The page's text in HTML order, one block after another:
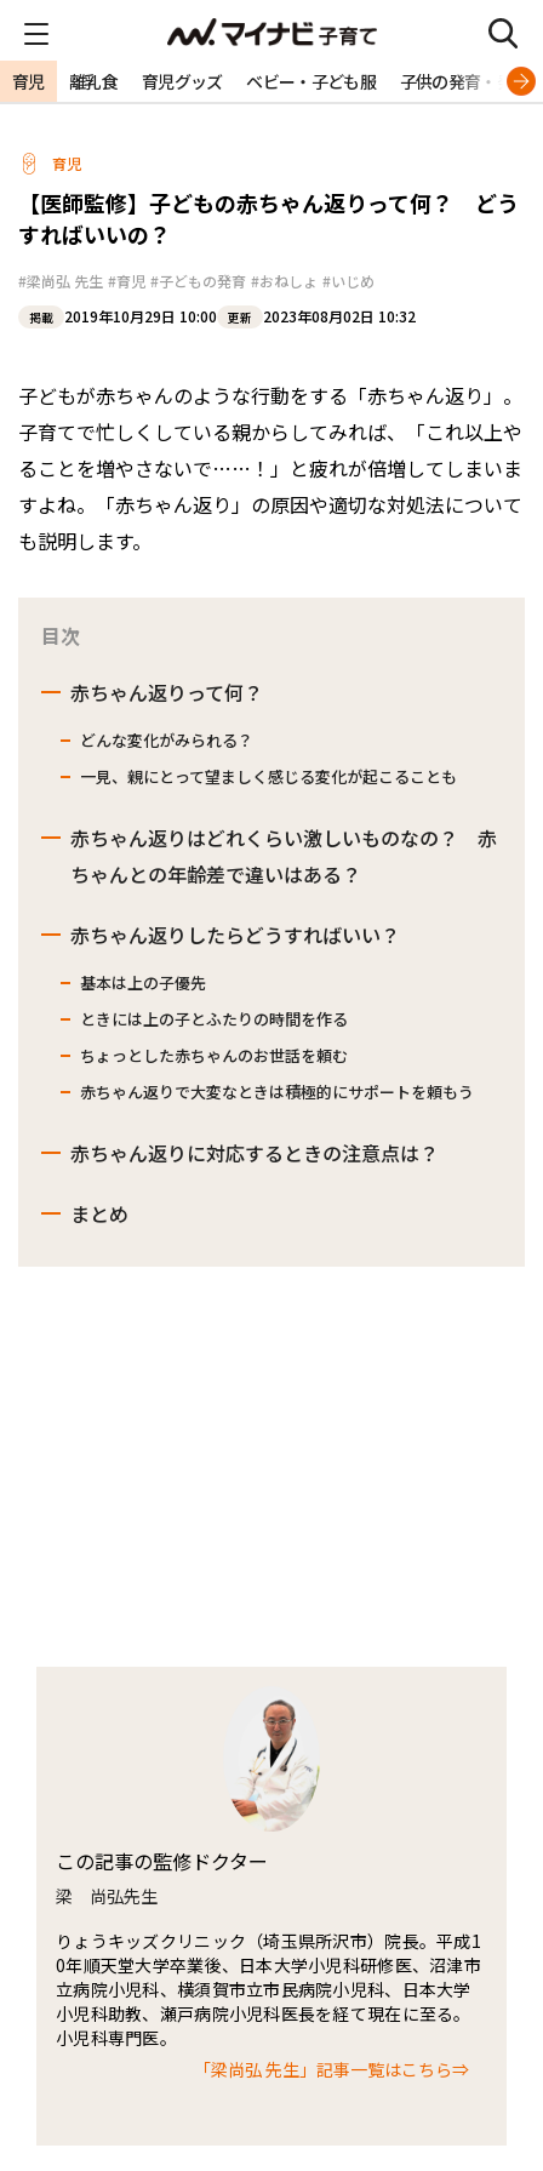
育児 離乳食 育児グッズ ベビー・子ども服 子供の発育・発達
育児
【医師監修】子どもの赤ちゃん返りって何？ どう
すればいいの？
#梁尚弘 先生 #育児 #子どもの発育 #おねしょ #いじめ
掲載 2019年10月29日 10:00 更新 2023年08月02日 10:32
子どもが赤ちゃんのような行動をする「赤ちゃん返り」。
子育てで忙しくしている親からしてみれば、「これ以上や
ることを増やさないで……！」と疲れが倍増してしまいま
すよね。「赤ちゃん返り」の原因や適切な対処法について
も説明します。
目次
赤ちゃん返りって何？
どんな変化がみられる？
一見、親にとって望ましく感じる変化が起こることも
赤ちゃん返りはどれくらい激しいものなの？ 赤
ちゃんとの年齢差で違いはある？
赤ちゃん返りしたらどうすればいい？
基本は上の子優先
ときには上の子とふたりの時間を作る
ちょっとした赤ちゃんのお世話を頼む
赤ちゃん返りで大変なときは積極的にサポートを頼もう
赤ちゃん返りに対応するときの注意点は？
まとめ
この記事の監修ドクター
梁 尚弘先生
りょうキッズクリニック（埼玉県所沢市）院長。平成1
0年順天堂大学卒業後、日本大学小児科研修医、沼津市
立病院小児科、横須賀市立市民病院小児科、日本大学
小児科助教、瀬戸病院小児科医長を経て現在に至る。
小児科専門医。
「梁尚弘 先生」記事一覧はこちら⇒